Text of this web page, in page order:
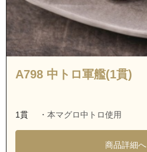
A798 中トロ軍艦(1貫)
1貫 ・本マグロ中トロ使用
商品詳細へ